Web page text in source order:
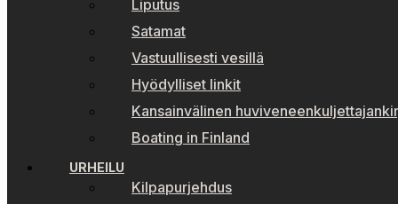
Liputus
Satamat
Vastuullisesti vesillä
Hyödylliset linkit
Kansainvälinen
Boating in Finland
URHEILU
Kilpapurjehdus